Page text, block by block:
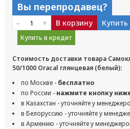
Вы перепродавец?
– + В корзину Купить
Купить в кредит
Стоимость доставки товара
50/1000 Oracal глянцевая (белый):
по Москве - бесплатно
по России - нажмите кнопку
в Казахстан - уточняйте у
в Белоруссию - уточняйте у
в Армению - уточняйте у